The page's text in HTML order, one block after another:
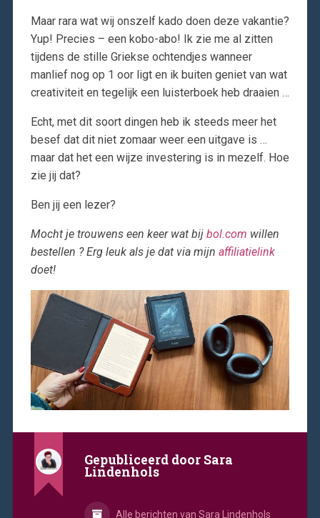
Maar rara wat wij onszelf kado doen deze vakantie?
Yup! Precies – een kobo-abo! Ik zie me al zitten
tijdens de stille Griekse ochtendjes wanneer
manlief nog op 1 oor ligt en ik buiten geniet van wat
creativiteit en tegelijk een luisterboek heb draaien …
Echt, met dit soort dingen heb ik steeds meer het
besef dat dit niet zomaar weer een uitgave is …
maar dat het een wijze investering is in mezelf. Hoe
zie jij dat?
Ben jij een lezer?
Mocht je trouwens een keer wat bij bol.com willen
bestellen ? Erg leuk als je dat via mijn affiliatielink
doet!
Gepubliceerd door Sara
Lindenhols
Alle berichten van Sara Lindenhols